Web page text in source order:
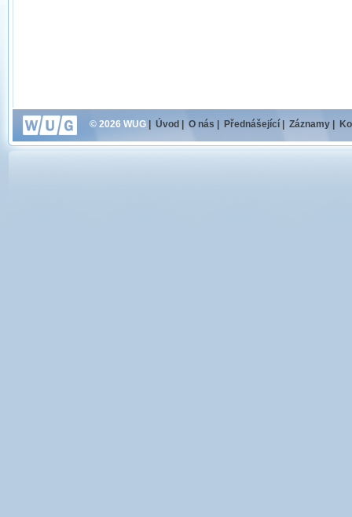
© 2026 WUG Úvod O nás Přednášející Záznamy